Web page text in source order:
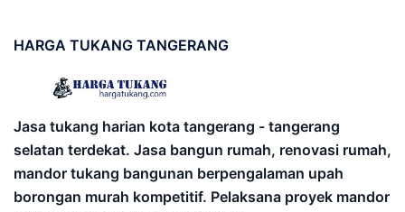
HARGA TUKANG TANGERANG
Jasa tukang harian kota tangerang - tangerang
selatan terdekat. Jasa bangun rumah, renovasi rumah,
mandor tukang bangunan berpengalaman upah
borongan murah kompetitif. Pelaksana proyek mandor